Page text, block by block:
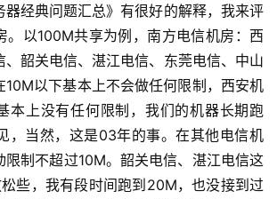
器经典问题汇总》有很好的解释，我来评
。以100M共享为例，南方电信机房：西
、韶关电信、湛江电信、东莞电信、中山
10M以下基本上不会做任何限制，西安机
本上没有任何限制，我们的机器长期跑
，当然，这是03年的事。在其他电信机
限制不超过10M。韶关电信、湛江电信这
些，我有段时间跑到20M，也没接到过